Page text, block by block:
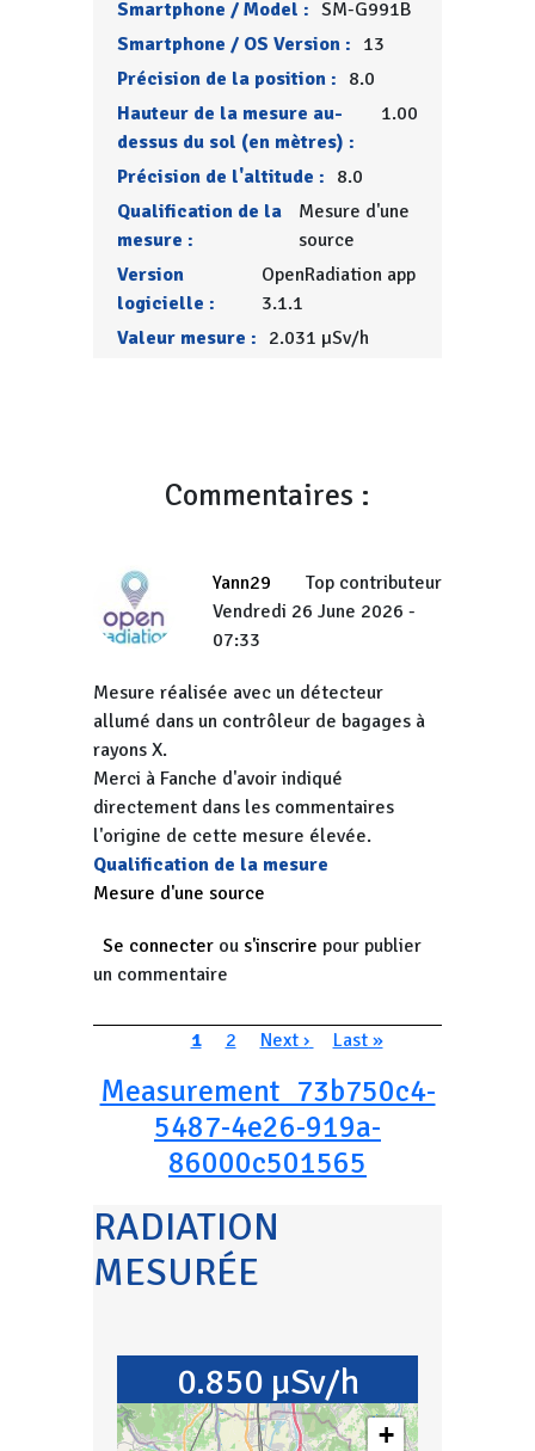
Smartphone / Model : SM-G991B
Smartphone / OS Version : 13
Précision de la position : 8.0
Hauteur de la mesure au-
dessus du sol (en mètres) :
1.00
Précision de l'altitude : 8.0
Qualification de la
mesure :
Mesure d'une
source
Version
logicielle :
OpenRadiation app
3.1.1
Valeur mesure : 2.031 µSv/h
Commentaires :
Yann29
Top contributeur
Vendredi 26 June 2026 -
07:33
Mesure réalisée avec un détecteur
allumé dans un contrôleur de bagages à
rayons X.
Merci à Fanche d'avoir indiqué
directement dans les commentaires
l'origine de cette mesure élevée.
Qualification de la mesure
Mesure d'une source
Se connecter ou s'inscrire pour publier
un commentaire
PaginationPage courante
1 Page
2 Page suivante
Next › Dernière page
Last »
Measurement_73b750c4-
5487-4e26-919a-
86000c501565
RADIATION
MESURÉE
0.850 µSv/h
+